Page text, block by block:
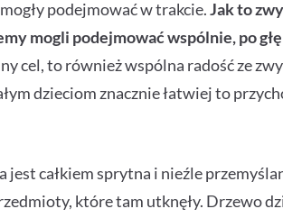
podejmować w trakcie.Jak to
mogli podejmować wspólnie, po
cel, to również wspólna radość ze
dzieciom znacznie łatwiej to
jest całkiem sprytna i nieźle
które tam utknęły. Drzewo